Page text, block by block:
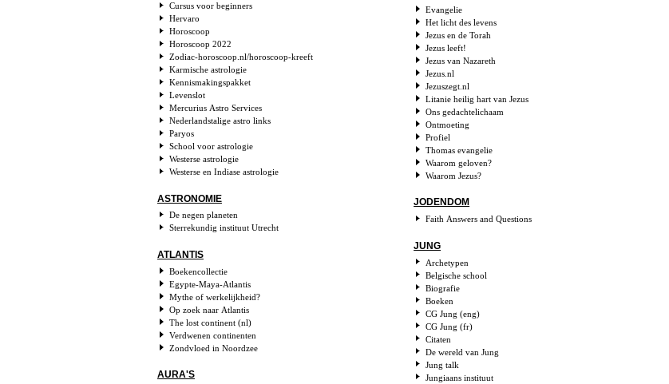
Cursus voor beginners
Hervaro
Horoscoop
Horoscoop 2022
Zodiac-horoscoop.nl/horoscoop-kreeft
Karmische astrologie
Kennismakingspakket
Levenslot
Mercurius Astro Services
Nederlandstalige astro links
Paryos
School voor astrologie
Westerse astrologie
Westerse en Indiase astrologie
ASTRONOMIE
De negen planeten
Sterrekundig instituut Utrecht
ATLANTIS
Boekencollectie
Egypte-Maya-Atlantis
Mythe of werkelijkheid?
Op zoek naar Atlantis
The lost continent (nl)
Verdwenen continenten
Zondvloed in Noordzee
AURA'S
Evangelie
Het licht des levens
Jezus en de Torah
Jezus leeft!
Jezus van Nazareth
Jezus.nl
Jezuszegt.nl
Litanie heilig hart van Jezus
Ons gedachtelichaam
Ontmoeting
Profiel
Thomas evangelie
Waarom geloven?
Waarom Jezus?
JODENDOM
Faith Answers and Questions
JUNG
Archetypen
Belgische school
Biografie
Boeken
CG Jung (eng)
CG Jung (fr)
Citaten
De wereld van Jung
Jung talk
Jungiaans instituut